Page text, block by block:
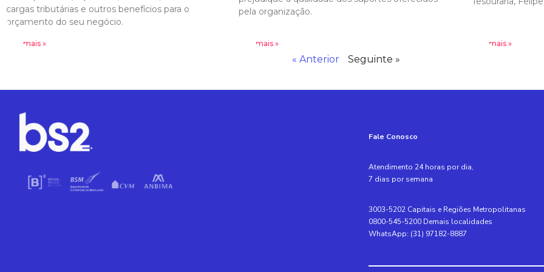
cargas tributárias e outros benefícios para o
orçamento do seu negócio.
Leia mais »
pela organização.
Leia mais » Leia mais »
« Anterior Seguinte »
Fale Conosco
Atendimento 24 horas por dia,
7 dias por semana
3003-5202 Capitais e Regiões Metropolitanas
0800-545-5200 Demais localidades
WhatsApp: (31) 97182-8887